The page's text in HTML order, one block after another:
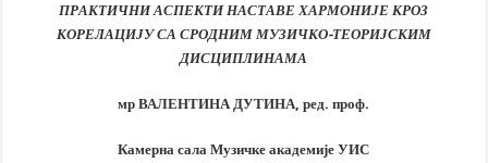
ПРАКТИЧНИ АСПЕКТИ НАСТАВЕ ХАРМОНИЈЕ КРОЗ
КОРЕЛАЦИЈУ СА СРОДНИМ МУЗИЧКО-ТЕОРИЈСКИМ
ДИСЦИПЛИНАМА
мр ВАЛЕНТИНА ДУТИНА, ред. проф.
Камерна сала Музичке академије УИС